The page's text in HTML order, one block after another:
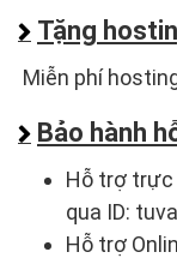
Tặng
Miễn phí
Bảo hành
Hỗ trợ trực
qua ID:
Hỗ trợ